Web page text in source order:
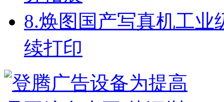
8.焕图国产写真机工业
续打印